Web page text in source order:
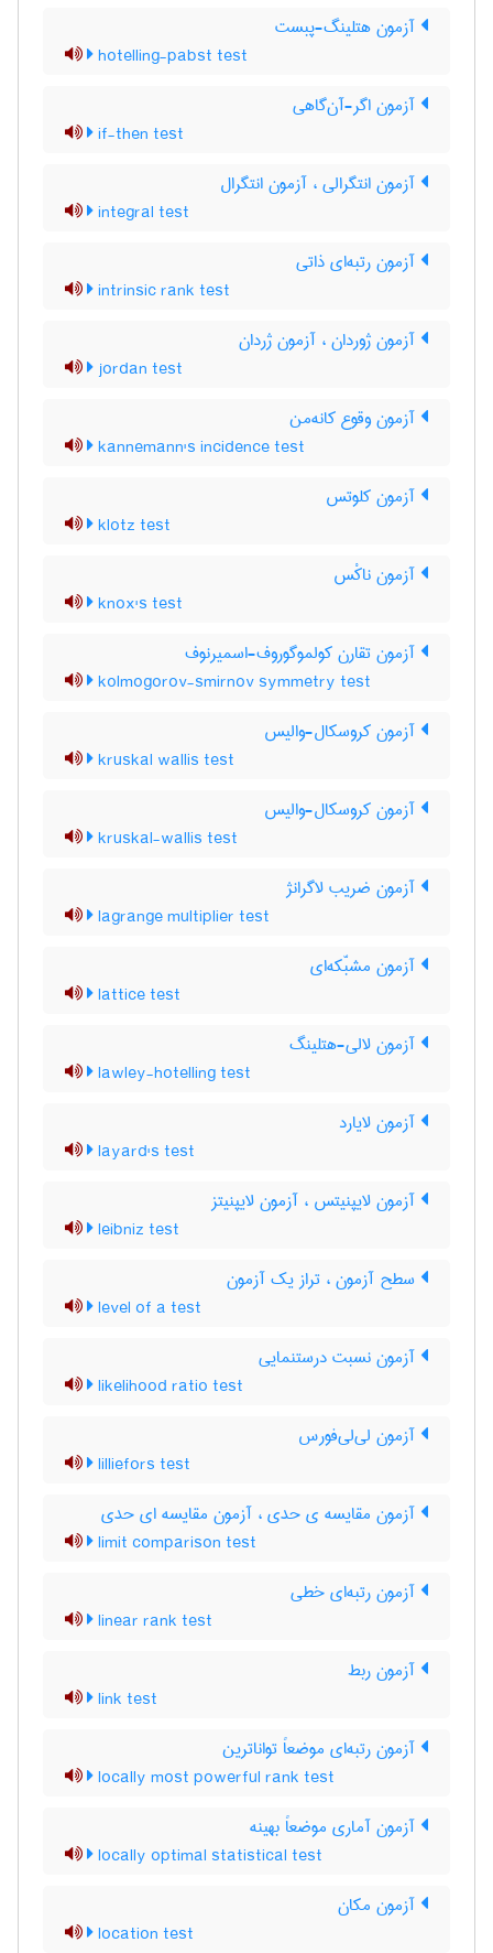
آزمون هتلینگ-پبست
hotelling-pabst test
آزمون اگر-آن‌گاهی
if-then test
آزمون انتگرالی ، آزمون انتگرال
integral test
آزمون رتبه‌ای ذاتی
intrinsic rank test
آزمون ژوردان ، آزمون ژردان
jordan test
آزمون وقوع کانه‌من
kannemann's incidence test
آزمون کلوتس
klotz test
آزمون ناکْس
knox's test
آزمون تقارن کولموگوروف-اسمیرنوف
kolmogorov-smirnov symmetry test
آزمون کروسکال-والیس
kruskal wallis test
آزمون کروسکال-والیس
kruskal-wallis test
آزمون ضریب لاگرانژ
lagrange multiplier test
آزمون مشبّکه‌ای
lattice test
آزمون لالی-هتلینگ
lawley-hotelling test
آزمون لایارد
layard's test
آزمون لایپنیتس ، آزمون لایپنیتز
leibniz test
سطح آزمون ، تراز یک آزمون
level of a test
آزمون نسبت درستنمایی
likelihood ratio test
آزمون لی‌لی‌فورس
lilliefors test
آزمون مقایسه ی حدی ، آزمون مقایسه ای حدی
limit comparison test
آزمون رتبه‌ای خطی
linear rank test
آزمون ربط
link test
آزمون رتبه‌ای موضعاً تواناترین
locally most powerful rank test
آزمون آماری موضعاً بهینه
locally optimal statistical test
آزمون مکان
location test